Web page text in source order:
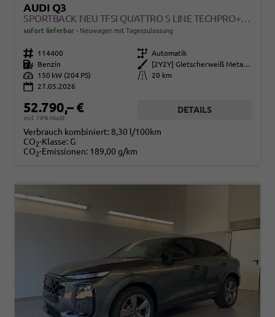
AUDI Q3
SPORTBACK NEU TFSI QUATTRO S LINE TECHPRO+MATRIX+AHK+ALU19+KLIMAPLUS+EXTSCHWARZ+DCC
sofort lieferbar Neuwagen mit Tageszulassung
Fahrzeugnr. 114400 Getriebe Automatik
Kraftstoff
Benzin Außenfarbe
[2Y2Y] Gletscherweiß Metallic
Leistung
150 kW (204 PS) Kilometerstand
20 km
27.05.2026
52.790,– €
incl. 19% MwSt.
DETAILS
Verbrauch kombiniert: 8,30 l/100km
CO2-Klasse: G
CO2-Emissionen: 189,00 g/km